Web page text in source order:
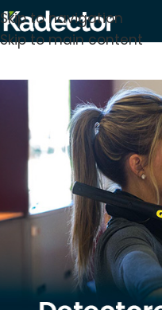
Skip to navigation
Skip to main content